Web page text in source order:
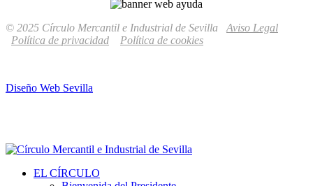
© 2025 Círculo Mercantil e Industrial de Sevilla Aviso Legal
Política de privacidad
Política de cookies
Diseño Web Sevilla
EL CÍRCULO